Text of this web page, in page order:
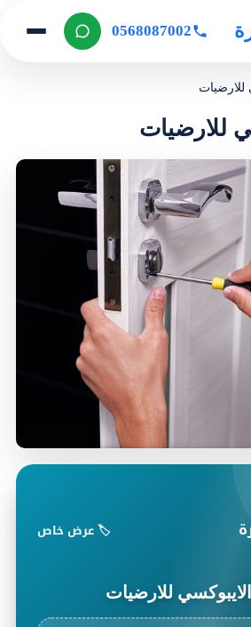
0568087002
للارضيات
للارضيات
🏷️ عرض خاص
للارضيات